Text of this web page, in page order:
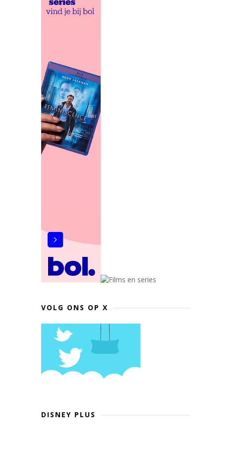
VOLG ONS OP X
DISNEY PLUS